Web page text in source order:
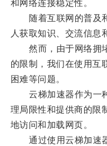
和网络连接稳定性。
随着互联网的普及和
人获取知识、交流信息
然而，由于网络拥堵
的限制，我们在使用互
困难等问题。
云梯加速器作为一种
理局限性和提供商的限
地访问和加载网页。
通过使用云梯加速器